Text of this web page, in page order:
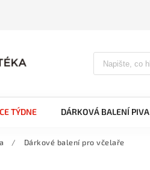
TÝDNE DÁRKOVÁ BALENÍ PIVA
/ Dárkové balení pro včelaře